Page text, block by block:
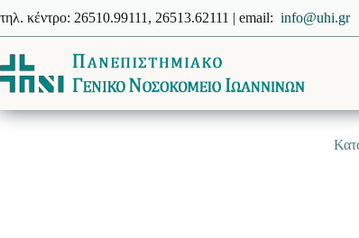
στο
περιεχόμενο
τηλ. κέντρο: 26510.99111, 26513.62111 | email: info@uhi.gr